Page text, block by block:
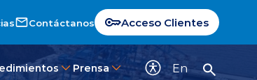
Contáctanos Acceso Clientes
Prensa En